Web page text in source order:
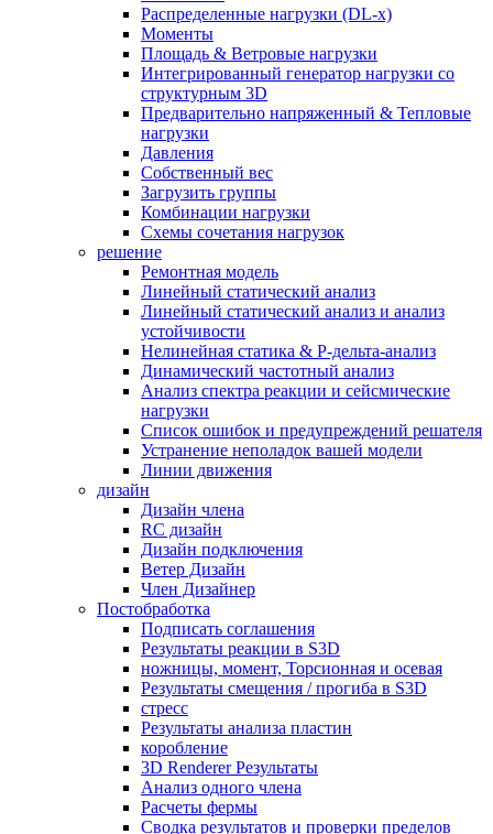
Распределенные нагрузки (DL-х)
Моменты
Площадь & Ветровые нагрузки
Интегрированный генератор нагрузки со
структурным 3D
Предварительно напряженный & Тепловые
нагрузки
Давления
Собственный вес
Загрузить группы
Комбинации нагрузки
Схемы сочетания нагрузок
решение
Ремонтная модель
Линейный статический анализ
Линейный статический анализ и анализ
устойчивости
Нелинейная статика & P-дельта-анализ
Динамический частотный анализ
Анализ спектра реакции и сейсмические
нагрузки
Список ошибок и предупреждений решателя
Устранение неполадок вашей модели
Линии движения
дизайн
Дизайн члена
RC дизайн
Дизайн подключения
Ветер Дизайн
Член Дизайнер
Постобработка
Подписать соглашения
Результаты реакции в S3D
ножницы, момент, Торсионная и осевая
Результаты смещения / прогиба в S3D
стресс
Результаты анализа пластин
коробление
3D Renderer Результаты
Анализ одного члена
Расчеты фермы
Сводка результатов и проверки пределов